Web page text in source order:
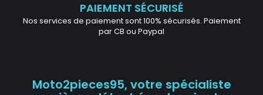
PAIEMENT SÉCURISÉ
Nos services de paiement sont 100% sécurisés. Paiement
par CB ou Paypal
Moto2pieces95, votre spécialiste